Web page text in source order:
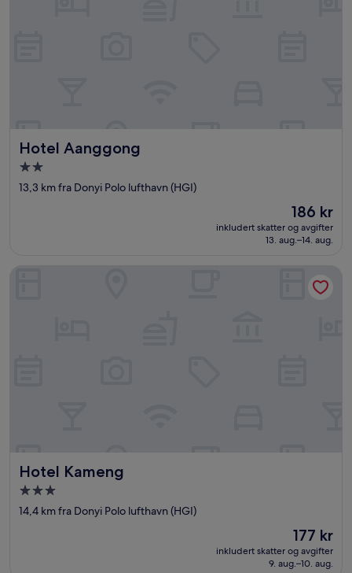
Hotel Aanggong
Hotel Aanggong
Overnattingssted
med
13,3 km fra Donyi Polo lufthavn (HGI)
Prisen
186 kr
186 kr
inkludert skatter og avgifter
13. aug.–14. aug.
Hotel Kameng
Hotel Kameng
Overnattingssted
med
14,4 km fra Donyi Polo lufthavn (HGI)
Prisen
er
177 kr
177 kr
inkludert skatter og avgifter
9. aug.–10. aug.
Hotel Kameng